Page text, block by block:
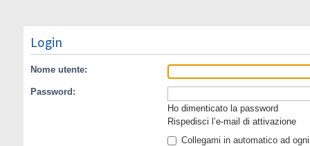
Login
Nome utente:
Password:
Ho dimenticato la password
Rispedisci l’e-mail di attivazione
Collegami in automatico ad